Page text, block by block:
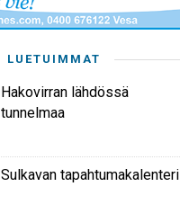
LUETUIMMAT
Hakovirran lähdössä
tunnelmaa
Sulkavan tapahtumakalenteri